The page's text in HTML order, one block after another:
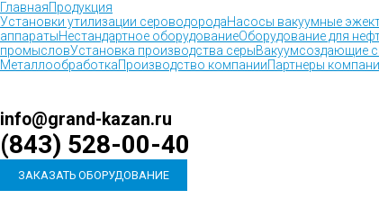
ГлавнаяПродукция
Установки утилизации сероводородаНасосы вакуумные
аппаратыНестандартное оборудованиеОборудование для
промысловУстановка производства серыВакуумсоздающие
МеталлообработкаПроизводство компанииПартнеры
info@grand-kazan.ru
(843) 528-00-40
ЗАКАЗАТЬ ОБОРУДОВАНИЕ